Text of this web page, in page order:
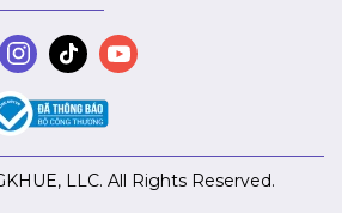
LLC. All Rights Reserved.